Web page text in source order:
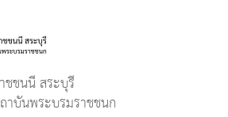
ชนนี สระบุรี
บันพระบรมราชชนก